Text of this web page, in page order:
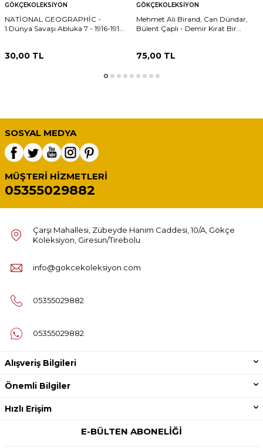
GÖKÇEKOLEKSIYON
NATİONAL GEOGRAPHİC -
1.Dünya Savaşı Abluka 7 - 1916-1917
30,00 TL
GÖKÇEKOLEKSIYON
Mehmet Ali Birand, Can Dündar,
Bülent Çaplı - Demir Kırat Bir
75,00TL
SOSYAL MEDYA
MÜŞTERI HIZMETLERI
05355029882
Çarşı Mahallesi, Zübeyde Hanım Caddesi, 10/A, Gökçe
Koleksiyon, Giresun/Tirebolu
info@gokcekoleksiyon.com
05355029882
05355029882
Alışveriş Bilgileri
Önemli Bilgiler
Hızlı Erişim
E-BÜLTEN ABONELIĞI